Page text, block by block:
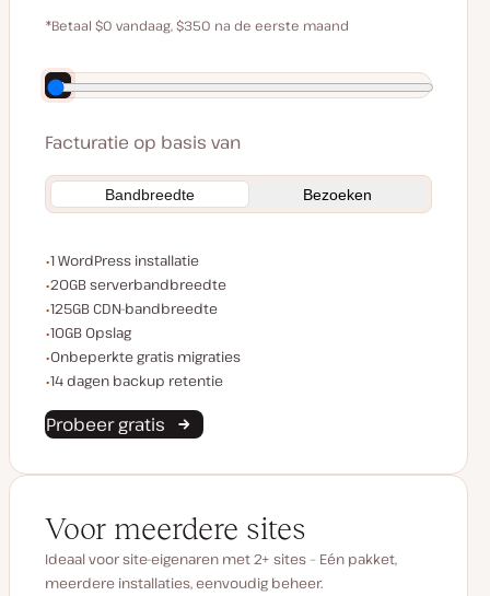
$30
*Betaal $0 vandaag, $350 na de eerste maand
Bespaar $70 door jaarlijks te betalen
Facturatie op basis van
Bandbreedte Bezoeken
WordPress installaties
1 WordPress installatie
Serverbandbreedte
20GB serverbandbreedte
CDN bandbreedte
125GB CDN-bandbreedte
Opslagruimte
10GB Opslag
Onbeperkte migraties
Onbeperkte gratis migraties
Backup retentie
14 dagen backup retentie
Probeer gratis
Voor meerdere sites
Ideaal voor site-eigenaren met 2+ sites – Eén pakket,
meerdere installaties, eenvoudig beheer.